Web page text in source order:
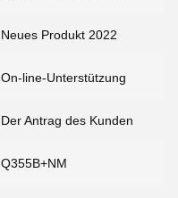
Neues Produkt 2022
On-line-Unterstützung
Der Antrag des Kunden
Q355B+NM